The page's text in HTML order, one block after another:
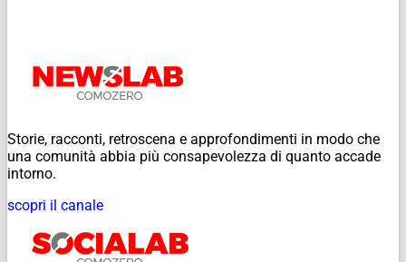
Storie, racconti, retroscena e approfondimenti in modo che
una comunità abbia più consapevolezza di quanto accade
intorno.
scopri il canale